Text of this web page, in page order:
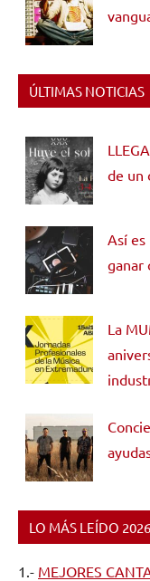
ÚLTIMAS NOTICIAS
de un
Así es
ganar
La
LO MÁS LEÍDO 2026
1.- MEJORES